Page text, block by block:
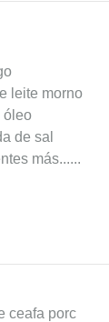
leite morno
óleo
de sal
más...
ceafa porc